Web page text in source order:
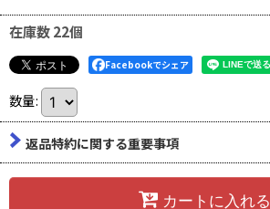
在庫数 22個
Facebookでシェア
数量:
返品特約に関する重要事項
カートに入れる